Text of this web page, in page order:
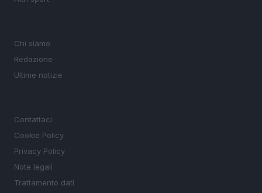
Chi siamo
Redazione
Ultime notizie
Contattaci
Cookie Policy
Privacy Policy
Note legali
Trattamento dati